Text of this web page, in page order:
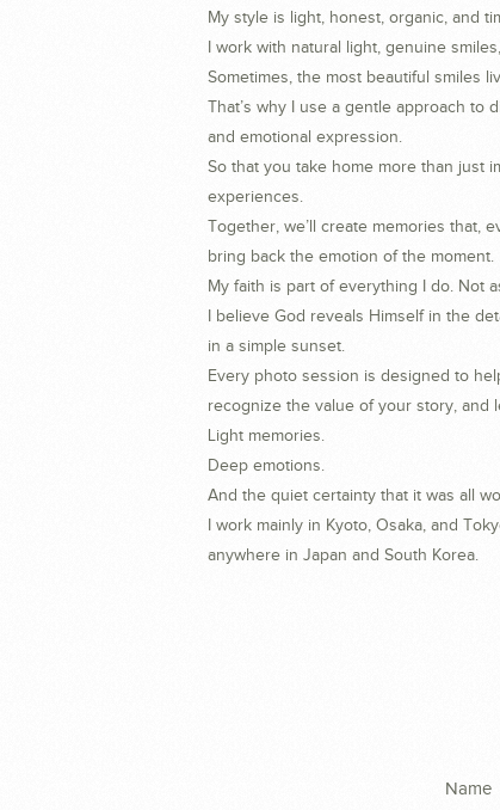
My style is light, honest, organic, and
I work with natural light, genuine
Sometimes, the most beautiful smiles
That’s why I use a gentle approach
and emotional expression.
So that you take home more than just
experiences.
Together, we’ll create memories that,
bring back the emotion of the moment.
My faith is part of everything I do. Not
I believe God reveals Himself in the
in a simple sunset.
Every photo session is designed to
recognize the value of your story, and
Light memories.
Deep emotions.
And the quiet certainty that it was all
I work mainly in Kyoto, Osaka, and
anywhere in Japan and South Korea.
Name